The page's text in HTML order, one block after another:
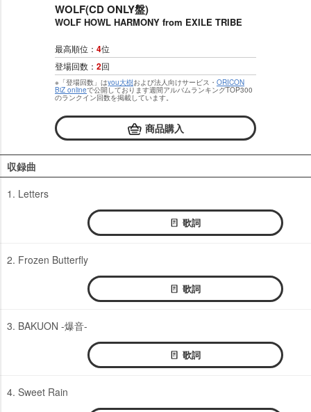
WOLF(CD ONLY盤)
WOLF HOWL HARMONY from EXILE TRIBE
最高順位： 4位
登場回数： 2回
※「登場回数」はyou大樹および法人向けサービス・ ORICON
BiZ onlineで公開しております週間アルバムランキングTOP300
のランクイン回数を掲載しています。
商品購入
収録曲
1. Letters
歌詞
2. Frozen Butterfly
歌詞
3. BAKUON -爆音-
歌詞
4. Sweet Rain